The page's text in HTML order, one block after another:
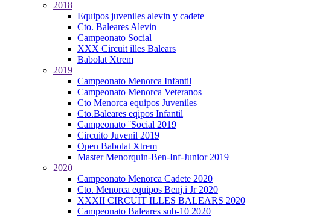
2018
Equipos juveniles alevin y cadete
Cto. Baleares Alevin
Campeonato Social
XXX Circuit illes Balears
Babolat Xtrem
2019
Campeonato Menorca Infantil
Campeonato Menorca Veteranos
Cto Menorca equipos Juveniles
Cto.Baleares eqipos Infantil
Campeonato ¨Social 2019
Circuito Juvenil 2019
Open Babolat Xtrem
Master Menorquin-Ben-Inf-Junior 2019
2020
Campeonato Menorca Cadete 2020
Cto. Menorca equipos Benj.i Jr 2020
XXXII CIRCUIT ILLES BALEARS 2020
Campeonato Baleares sub-10 2020